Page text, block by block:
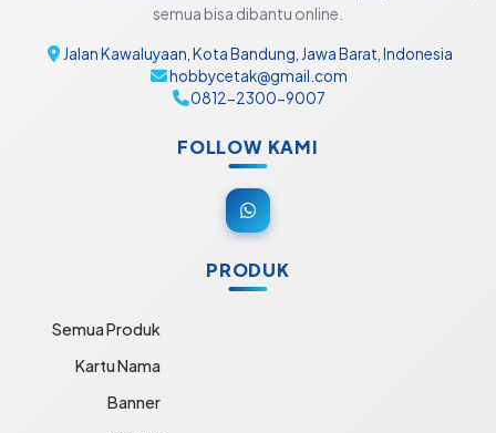
semua bisa dibantu online.
Jalan Kawaluyaan, Kota Bandung, Jawa Barat, Indonesia
hobbycetak@gmail.com
0812-2300-9007
FOLLOW KAMI
PRODUK
Semua Produk
Kartu Nama
Banner